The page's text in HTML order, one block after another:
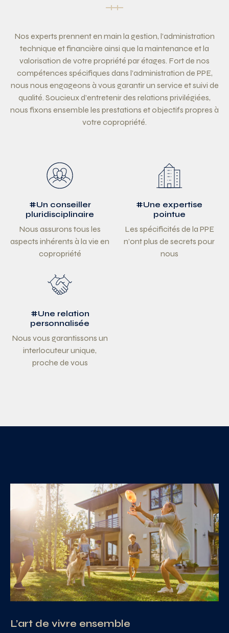
Nos experts prennent en main la gestion, l’administration
technique et financière ainsi que la maintenance et la
valorisation de votre propriété par étages. Fort de nos
compétences spécifiques dans l’administration de PPE,
nous nous engageons à vous garantir un service et suivi de
qualité. Soucieux d’entretenir des relations privilégiées,
nous fixons ensemble les prestations et objectifs propres à
votre copropriété.
#Un conseiller
pluridisciplinaire
Nous assurons tous les
aspects inhérents à la vie en
copropriété
#Une expertise
pointue
Les spécificités de la PPE
n’ont plus de secrets pour
nous
#Une relation
personnalisée
Nous vous garantissons un
interlocuteur unique,
proche de vous
L’art de vivre ensemble